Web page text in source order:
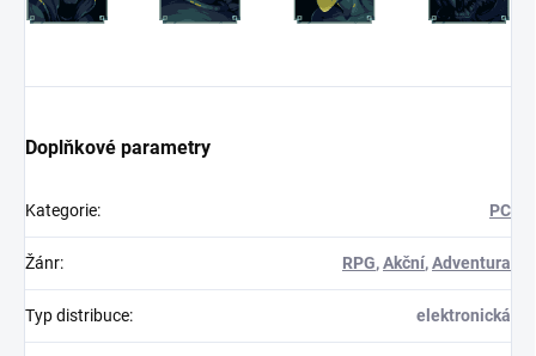
Doplňkové parametry
Kategorie: PC
Žánr: RPG,Akční,Adventura
Typ distribuce: elektronická